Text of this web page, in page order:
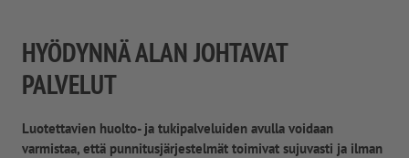
HYÖDYNNÄ ALAN JOHTAVAT
PALVELUT
Luotettavien huolto- ja tukipalveluiden avulla voidaan
varmistaa, että punnitusjärjestelmät toimivat sujuvasti ja ilman